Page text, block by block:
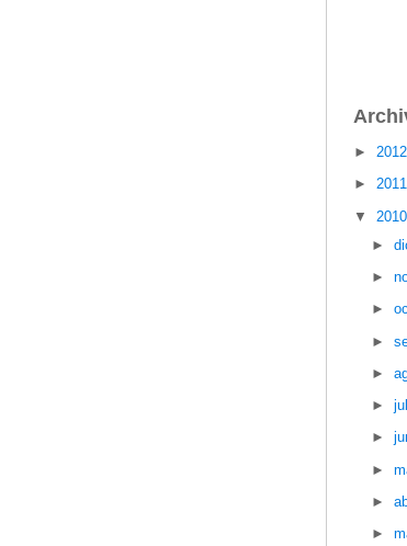
►
►
▼
►
►
►
►
►
►
►
►
►
►